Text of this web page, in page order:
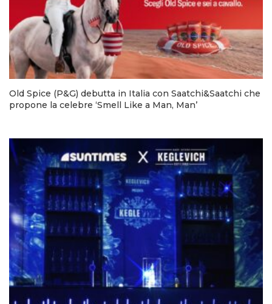
Old Spice (P&G) debutta in Italia con Saatchi&Saatchi che
propone la celebre ‘Smell Like a Man, Man’